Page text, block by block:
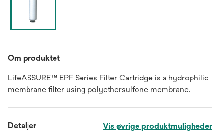
Om produktet
LifeASSURE™ EPF Series Filter Cartridge is a hydrophilic
membrane filter using polyethersulfone membrane.
Detaljer Vis øvrige produktmuligheder